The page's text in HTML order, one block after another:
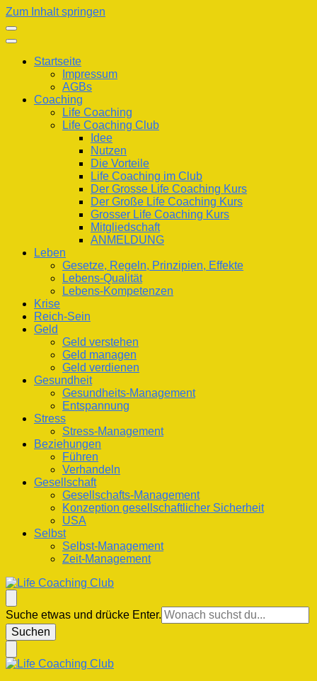
Zum Inhalt springen
Startseite
Impressum
AGBs
Coaching
Life Coaching
Life Coaching Club
Idee
Nutzen
Die Vorteile
Life Coaching im Club
Der Grosse Life Coaching Kurs
Der Große Life Coaching Kurs
Grosser Life Coaching Kurs
Mitgliedschaft
ANMELDUNG
Leben
Gesetze, Regeln, Prinzipien, Effekte
Lebens-Qualität
Lebens-Kompetenzen
Krise
Reich-Sein
Geld
Geld verstehen
Geld managen
Geld verdienen
Gesundheit
Gesundheits-Management
Entspannung
Stress
Stress-Management
Beziehungen
Führen
Verhandeln
Gesellschaft
Gesellschafts-Management
Konzeption gesellschaftlicher Sicherheit
USA
Selbst
Selbst-Management
Zeit-Management
Life Coaching Club
Für Deine Lebenskompetenz
Suchst
du
nach
Suche etwas und drücke Enter.